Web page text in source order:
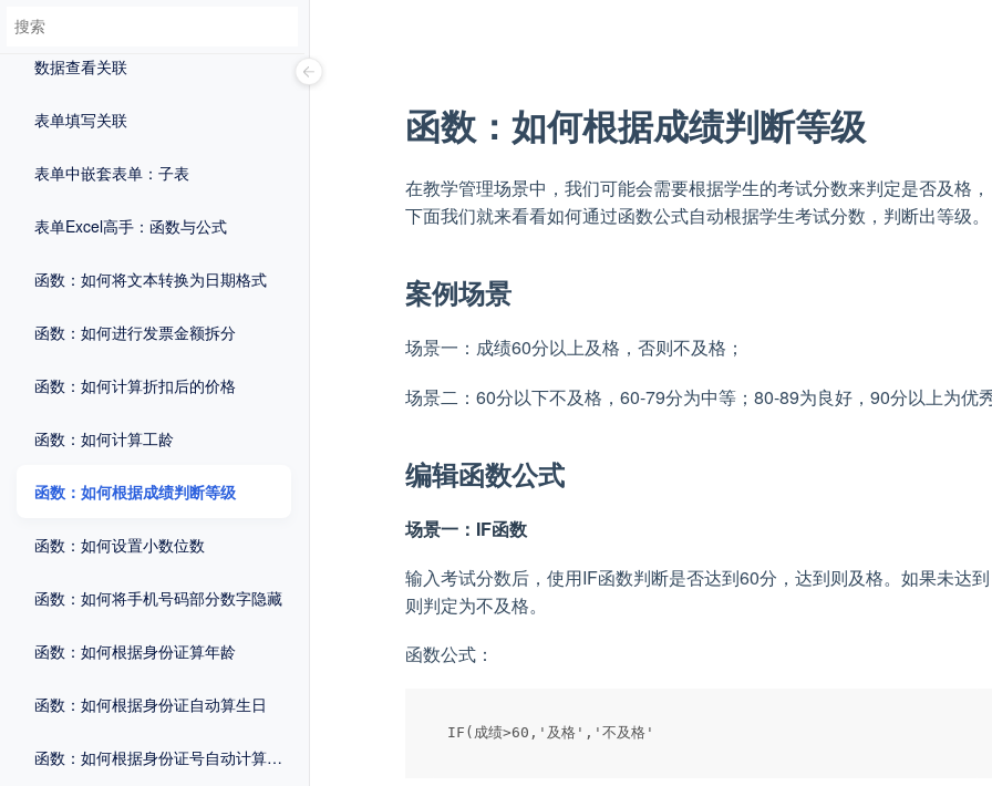
数据关联更新
数据查看关联
表单填写关联
表单中嵌套表单：子表
表单Excel高手：函数与公式
函数：如何将文本转换为日期格式
函数：如何进行发票金额拆分
函数：如何计算折扣后的价格
函数：如何计算工龄
函数：如何根据成绩判断等级
函数：如何设置小数位数
函数：如何将手机号码部分数字隐藏
函数：如何根据身份证算年龄
函数：如何根据身份证自动算生日
函数：如何根据身份证号自动计算性别
函数：如何根据成绩判断等级
在教学管理场景中，我们可能会需要根据学生的考试分数来判定是否及格，
下面我们就来看看如何通过函数公式自动根据学生考试分数，判断出等级。
案例场景
场景一：成绩60分以上及格，否则不及格；
场景二：60分以下不及格，60-79分为中等；80-89为良好，90分以上为优
编辑函数公式
场景一：IF函数
输入考试分数后，使用IF函数判断是否达到60分，达到则及格。如果未达到
则判定为不及格。
函数公式：